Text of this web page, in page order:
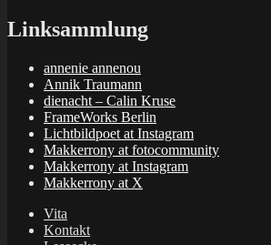
Linksammlung
annenie annenou
Annik Traumann
dienacht – Calin Kruse
FrameWorks Berlin
Lichtbildpoet at Instagram
Makkerrony at fotocommunity
Makkerrony at Instagram
Makkerrony at X
Vita
Kontakt